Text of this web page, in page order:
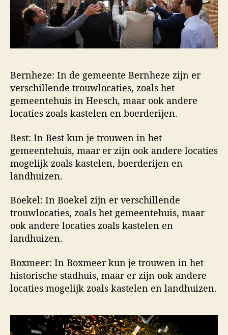
Bernheze: In de gemeente Bernheze zijn er
verschillende trouwlocaties, zoals het
gemeentehuis in Heesch, maar ook andere
locaties zoals kastelen en boerderijen.
Best: In Best kun je trouwen in het
gemeentehuis, maar er zijn ook andere locaties
mogelijk zoals kastelen, boerderijen en
landhuizen.
Boekel: In Boekel zijn er verschillende
trouwlocaties, zoals het gemeentehuis, maar
ook andere locaties zoals kastelen en
landhuizen.
Boxmeer: In Boxmeer kun je trouwen in het
historische stadhuis, maar er zijn ook andere
locaties mogelijk zoals kastelen en landhuizen.